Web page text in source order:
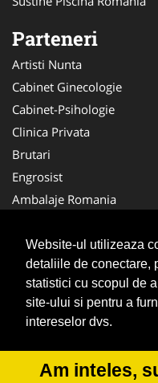
Website-ul utilizeaza
detaliile de conectare,
statistici cu scopul de
site-ului si pentru a
intereselor dvs.
Am inteles,
Parteneri
Artisti Nunta
Cabinet Ginecologie
Cabinet-Psihologie
Clinica Privata
Brutari
Engrosist
Ambalaje Romania
Tipografi
Medici Familie
Alpinist Utilitar
Cabinet Individual
© 2014-2026 Powered by